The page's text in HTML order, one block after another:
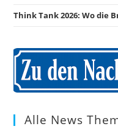
Think Tank 2026: Wo die
Alle News